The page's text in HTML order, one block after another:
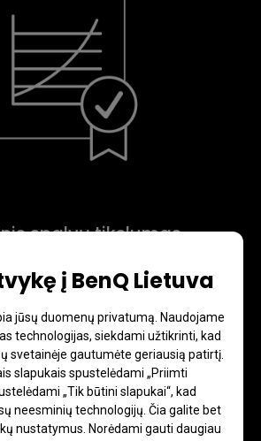
į BenQ Lietuva
jūsų duomenų privatumą. Naudojame
technologijas, siekdami užtikrinti, kad
svetainėje gautumėte geriausią patirtį.
slapukais spustelėdami „Priimti
„Tik būtini slapukai“, kad
neesminių technologijų. Čia galite bet
nustatymus. Norėdami gauti daugiau
spalvų tikslumas
kalibravimo ataskaitos užtikrina 100 %
erdvės aprėptį, Delta E<3 rodiklį ir
skalės sekimą Delta E<2 ribose su
spalvų lentele tikroms Holivudo
spalvoms.